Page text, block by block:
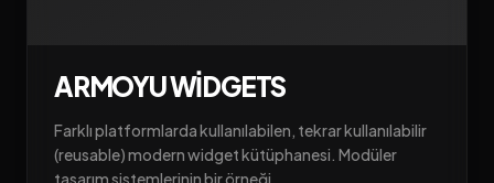
ARMOYU WIDGETS
Farklı platformlarda kullanılabilen, tekrar kullanılabilir
(reusable) modern widget kütüphanesi. Modüler
tasarım sistemlerinin bir örneği.